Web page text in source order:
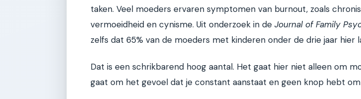
taken. Veel moeders ervaren symptomen van burnout, zoals
vermoeidheid en cynisme. Uit onderzoek in de Journal of Family
zelfs dat 65% van de moeders met kinderen onder de drie jaar hier
Dat is een schrikbarend hoog aantal. Het gaat hier niet alleen om
gaat om het gevoel dat je constant aanstaat en geen knop hebt